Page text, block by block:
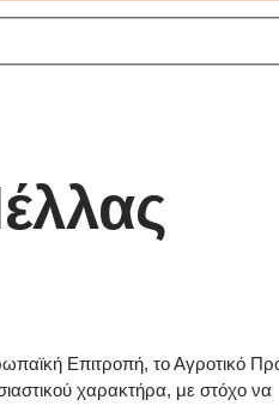
Επιτροπή, το Αγροτικό
χαρακτήρα, με στόχο να